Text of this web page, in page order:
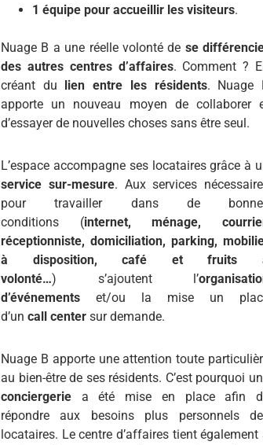
1 équipe pour accueillir les visiteurs.
Nuage B a une réelle volonté de se
des autres centres d’affaires. Comment ?
créant du
lien entre les résidents. Nuage
apporte un nouveau moyen de collaborer
d’essayer de nouvelles choses sans être seul.
L’espace accompagne ses locataires grâce à
service sur-mesure. Aux services
pour travailler dans de
conditions (internet, ménage,
réceptionniste, domiciliation, parking,
à disposition, café et fruits
volonté…) s’ajoutent l’
d’événementset/ou la mise un
d’un call center sur demande.
Nuage B apporte une attention toute
au bien-être de ses résidents. C’est pourquoi
conciergeriea été mise en place afin
répondre aux besoins plus personnels
locataires. Le centre d’affaires tient également